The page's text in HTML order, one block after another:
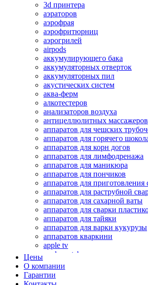
3d принтера
аэраторов
аэрофрая
аэрофритюрниц
аэрогрилей
airpods
аккумулирующего бака
аккумуляторных отверток
аккумуляторных пил
акустических систем
аква-ферм
алкотестеров
анализаторов воздуха
антицеллюлитных массажеров
аппаратов для чешских
аппаратов для горячего
аппаратов для корн догов
аппаратов для лимфодренажа
аппаратов для маникюра
аппаратов для пончиков
аппаратов для приготовления
аппаратов для раструбной
аппаратов для сахарной ваты
аппаратов для сварки
аппаратов для тайяки
аппаратов для варки кукурузы
аппаратов кваркини
apple tv
apple watch
аромадиффузоров
аромастанций
ароматизаторов воздуха
Цены
О компании
Гарантии